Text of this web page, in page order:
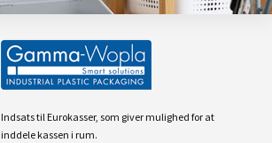
Indsats til Eurokasser, som giver mulighed for at
inddele kassen i rum.